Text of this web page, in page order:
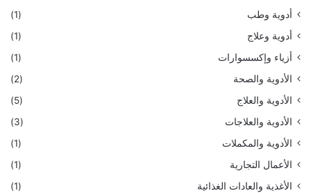
أدوية وطب
(1)
أدوية وعلاج
(1)
أزياء وإكسسوارات
(1)
الأدوية والصحة
(2)
الأدوية والعلاج
(5)
الأدوية والعلاجات
(3)
الأدوية والمكملات
(1)
الأعمال التجارية
(1)
الأغذية والعادات الغذائية
(1)